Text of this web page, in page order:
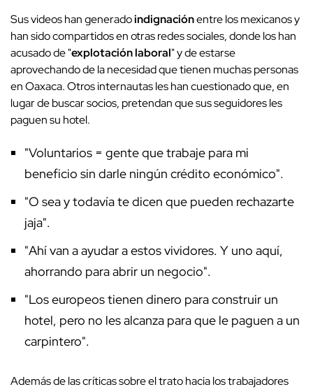
Sus videos han generadoindignaciónentre los mexicanos y
han sido compartidos en otras redes sociales, donde los han
acusado de "explotación laboral" y de estarse
aprovechando de la necesidad que tienen muchas personas
en Oaxaca. Otros internautas les han cuestionado que, en
lugar de buscar socios, pretendan que sus seguidores les
paguen su hotel.
"Voluntarios = gente que trabaje para mi
beneficio sin darle ningún crédito económico".
"O sea y todavía te dicen que pueden rechazarte
jaja".
"Ahí van a ayudar a estos vividores. Y uno aquí,
ahorrando para abrir un negocio".
"Los europeos tienen dinero para construir un
hotel, pero no les alcanza para que le paguen a un
carpintero".
Además de las críticas sobre el trato hacia los trabajadores